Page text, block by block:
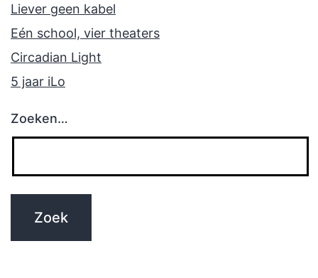
Liever geen kabel
Eén school, vier theaters
Circadian Light
5 jaar iLo
Zoeken…